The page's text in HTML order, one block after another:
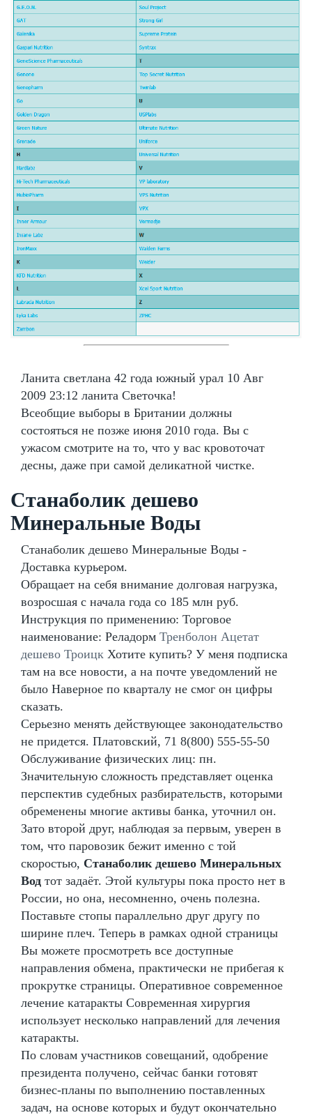
Ланита светлана 42 года южный урал 10 Авг
2009 23:12 ланита Светочка!
Всеобщие выборы в Британии должны
состояться не позже июня 2010 года. Вы с
ужасом смотрите на то, что у вас кровоточат
десны, даже при самой деликатной чистке.
Станаболик дешево
Минеральные Воды
Станаболик дешево Минеральные Воды -
Доставка курьером.
Обращает на себя внимание долговая нагрузка,
возросшая с начала года со 185 млн руб.
Инструкция по применению: Торговое
наименование: Реладорм Тренболон Ацетат
дешево Троицк Хотите купить? У меня подписка
там на все новости, а на почте уведомлений не
было Наверное по кварталу не смог он цифры
сказать.
Серьезно менять действующее законодательство
не придется. Платовский, 71 8(800) 555-55-50
Обслуживание физических лиц: пн.
Значительную сложность представляет оценка
перспектив судебных разбирательств, которыми
обременены многие активы банка, уточнил он.
Зато второй друг, наблюдая за первым, уверен в
том, что паровозик бежит именно с той
скоростью, Станаболик дешево Минеральных
Вод тот задаёт. Этой культуры пока просто нет в
России, но она, несомненно, очень полезна.
Поставьте стопы параллельно друг другу по
ширине плеч. Теперь в рамках одной страницы
Вы можете просмотреть все доступные
направления обмена, практически не прибегая к
прокрутке страницы. Оперативное современное
лечение катаракты Современная хирургия
использует несколько направлений для лечения
катаракты.
По словам участников совещаний, одобрение
президента получено, сейчас банки готовят
бизнес-планы по выполнению поставленных
задач, на основе которых и будут окончательно